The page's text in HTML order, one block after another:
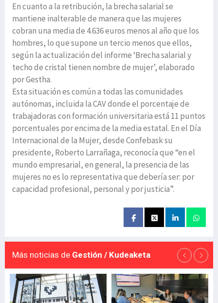
En cuanto a la retribución, la brecha salarial se
mantiene inalterable de manera que las mujeres
cobran una media de 4.636 euros menos al año que los
hombres, lo que supone un tercio menos que ellos,
según la actualización del informe ‘Brecha salarial y
techo de cristal tienen nombre de mujer’, elaborado
por Gestha.
Esta situación es común a todas las comunidades
autónomas, incluida la CAV donde el porcentaje de
trabajadoras con formación universitaria está 11 puntos
porcentuales por encima de la media estatal. En el Día
Internacional de la Mujer, desde Confebask su
presidente, Roberto Larrañaga, reconocía que “en el
mundo empresarial, en general, la presencia de las
mujeres no es lo representativa que debería ser: por
capacidad profesional, personal y por justicia”.
Más noticias de Gestión / Kudeaketa